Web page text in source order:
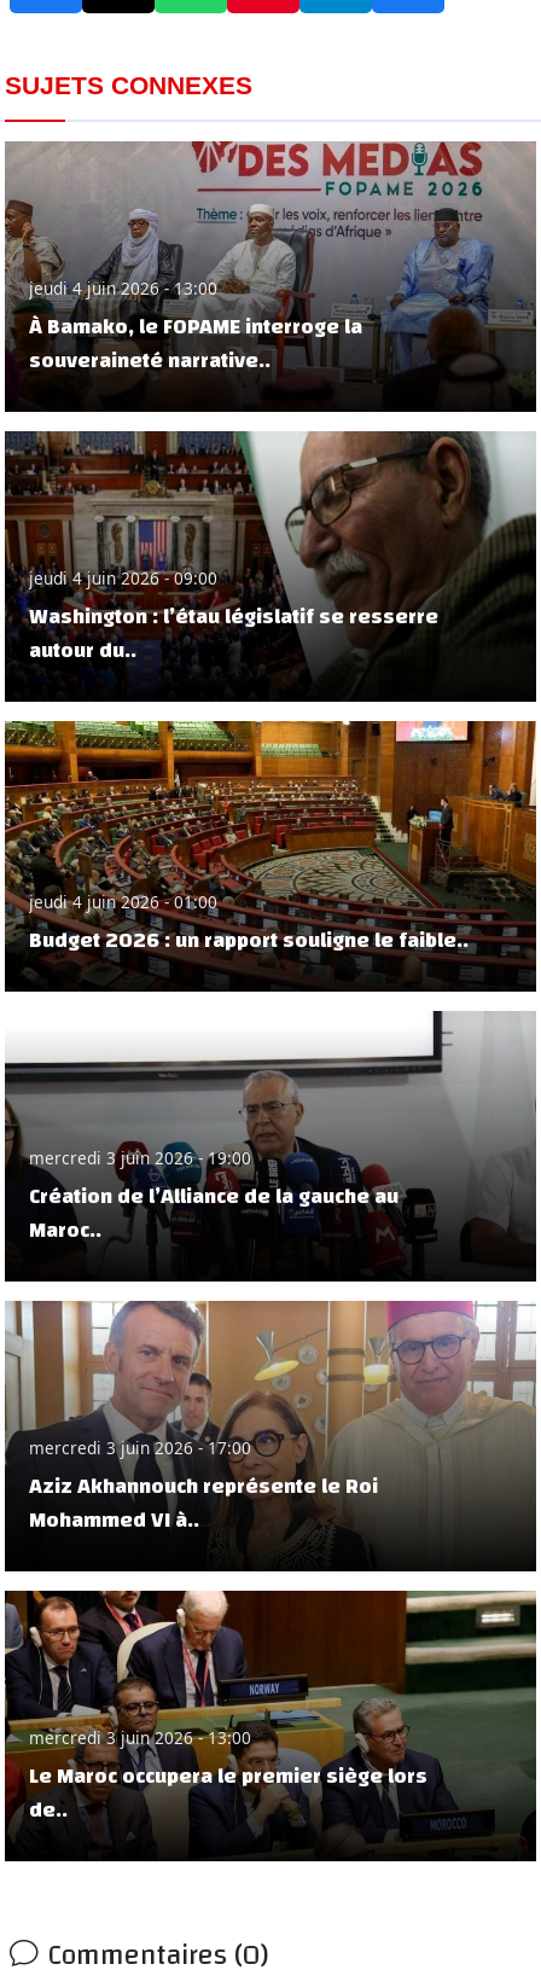
SUJETS CONNEXES
jeudi 4 juin 2026 - 13:00
À Bamako, le FOPAME interroge la
souveraineté narrative..
jeudi 4 juin 2026 - 09:00
Washington : l’étau législatif se resserre
autour du..
jeudi 4 juin 2026 - 01:00
Budget 2026 : un rapport souligne le faible..
mercredi 3 juin 2026 - 19:00
Création de l’Alliance de la gauche au
Maroc..
mercredi 3 juin 2026 - 17:00
Aziz Akhannouch représente le Roi
Mohammed VI à..
mercredi 3 juin 2026 - 13:00
Le Maroc occupera le premier siège lors
de..
Commentaires (0)